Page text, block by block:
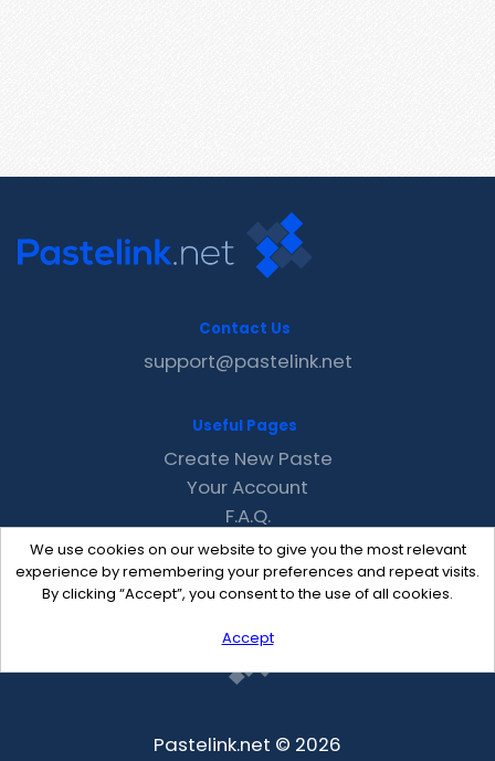
We use cookies on our website to give you the most relevant
experience by remembering your preferences and repeat visits.
By clicking “Accept”, you consent to the use of all cookies.
Accept
Contact Us
support@pastelink.net
Useful Pages
Create New Paste
Your Account
F.A.Q.
Recent
Contact
Pastelink.net © 2026